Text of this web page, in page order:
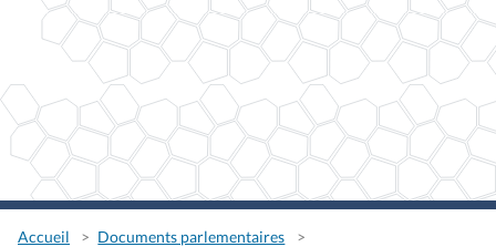
Accueil
Documents parlementaires